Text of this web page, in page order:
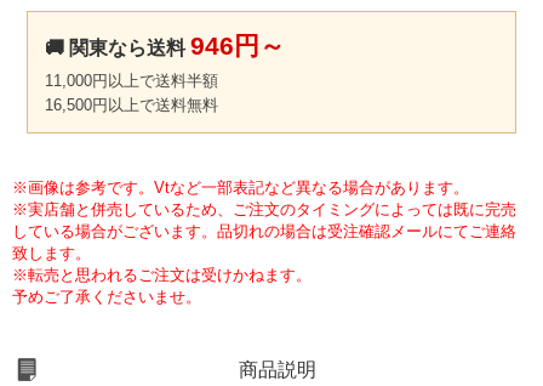
🚚 関東なら送料946円～
11,000円以上で送料半額
16,500円以上で送料無料
※画像は参考です。Vtなど一部表記など異なる場合があります。
※実店舗と併売しているため、ご注文のタイミングによっては既に完売
している場合がございます。品切れの場合は受注確認メールにてご連絡
致します。
※転売と思われるご注文は受けかねます。
予めご了承くださいませ。
商品説明